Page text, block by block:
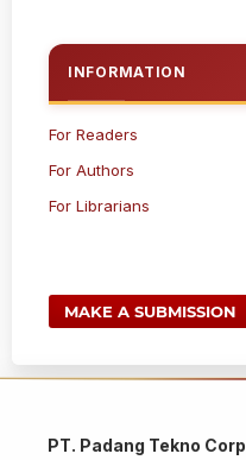
INFORMATION
For Readers
For Authors
For Librarians
MAKE A SUBMISSION
PT. Padang Tekno Corp